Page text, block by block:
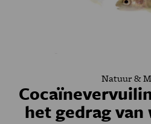
Natuur &
het gedrag